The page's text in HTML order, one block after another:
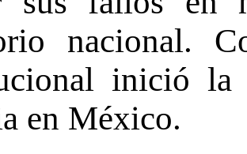
nacional.
inició la
en México.